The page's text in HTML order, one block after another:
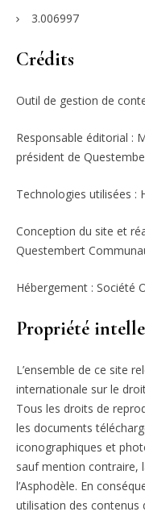
3.006997
Crédits
Outil de gestion de
Responsable éditorial :
président de
Technologies utilisées :
Conception du site et
Questembert
Hébergement : Société
Propriété
L’ensemble de ce site
internationale sur le
Tous les droits de
les documents
iconographiques et
sauf mention contraire,
l’Asphodèle. En
utilisation des contenus